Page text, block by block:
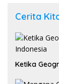
Cerita
Ketika